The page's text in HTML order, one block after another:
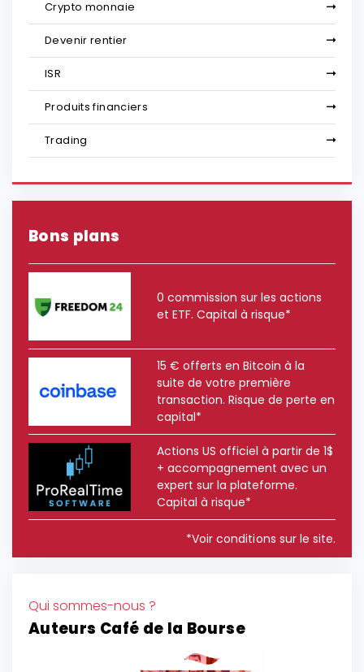
Crypto monnaie
Devenir rentier
ISR
Produits financiers
Trading
Bons plans
0 commission sur les actions
et ETF. Capital à risque*
15 € offerts en Bitcoin à la
suite de votre première
transaction. Risque de perte en
capital*
Actions US officiel à partir de 1$
+ accompagnement avec un
expert sur la plateforme.
Capital à risque*
*Voir conditions sur le site.
Qui sommes-nous ?
Auteurs Café de la Bourse